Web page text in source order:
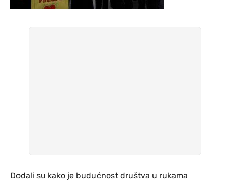
Dodali su kako je budućnost društva u rukama